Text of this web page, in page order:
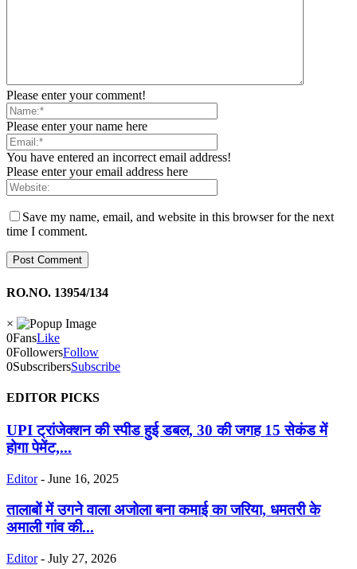
Please enter your comment!
Please enter your name here
You have entered an incorrect email address!
Please enter your email address here
Save my name, email, and website in this browser for the next
time I comment.
RO.NO. 13954/134
×
0FansLike
0FollowersFollow
0SubscribersSubscribe
EDITOR PICKS
UPI ट्रांजेक्शन की स्पीड हुई डबल, 30 की जगह 15 सेकंड में
होगा पेमेंट,...
Editor - June 16, 2025
तालाबों में उगने वाला अजोला बना कमाई का जरिया, धमतरी के
अमाली गांव की...
Editor - July 27, 2026